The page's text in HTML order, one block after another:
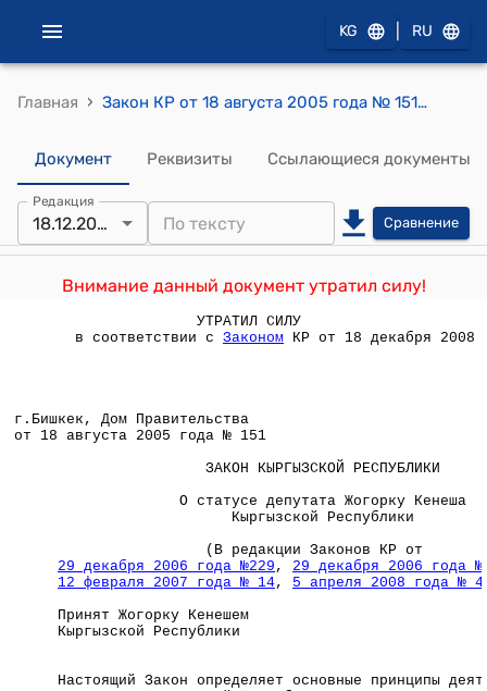
KG RU
Главная › Закон КР от 18 августа 2005 года № 151 "О статусе депутата Жогорку Кенеша Кыргызской Республики"
Документ Реквизиты Ссылающиеся документы
Редакция
18.12.2008 Сравнение
Внимание данный документ утратил силу!